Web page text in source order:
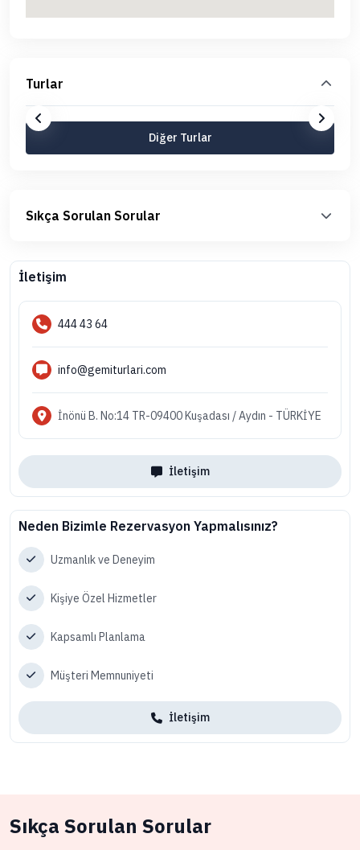
Turlar
Diğer Turlar
Sıkça Sorulan Sorular
İletişim
444 43 64
info@gemiturlari.com
İnönü B. No:14 TR-09400 Kuşadası / Aydın - TÜRKİYE
İletişim
Neden Bizimle Rezervasyon Yapmalısınız?
Uzmanlık ve Deneyim
Kişiye Özel Hizmetler
Kapsamlı Planlama
Müşteri Memnuniyeti
İletişim
Sıkça Sorulan Sorular